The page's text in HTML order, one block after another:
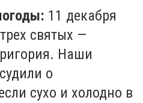
11 декабря
святых —
Наши
о
сухо и холодно в